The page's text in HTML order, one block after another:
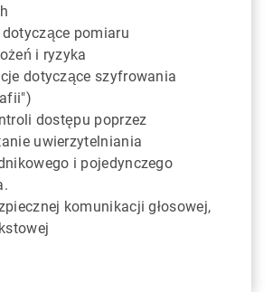
pomiaru
i ryzyka
dotyczące szyfrowania
dostępu poprzez
uwierzytelniania
i pojedynczego
komunikacji głosowej,